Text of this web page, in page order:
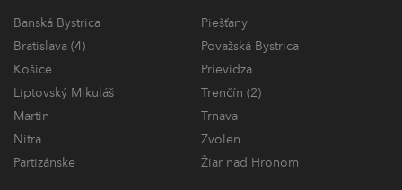
Banská Bystrica
Piešťany
Bratislava (4)
Považská Bystrica
Košice
Prievidza
Liptovský Mikuláš
Trenčín (2)
Martin
Trnava
Nitra
Zvolen
Partizánske
Žiar nad Hronom